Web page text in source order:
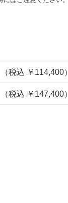
（税込 ￥114,400）
（税込 ￥147,400）